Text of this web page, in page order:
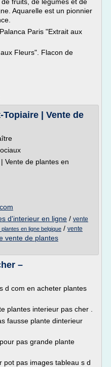
Aquarelle est un pionnier
Paris "Extrait aux
Fleurs". Flacon de
| Vente de
Vente de plantes en
d'interieur en ligne / vente
en ligne belgique / vente
vente de plantes
–
d com en acheter plantes
plantes interieur pas cher .
fausse plante dinterieur
pas grande plante
pot pas images tableau s d